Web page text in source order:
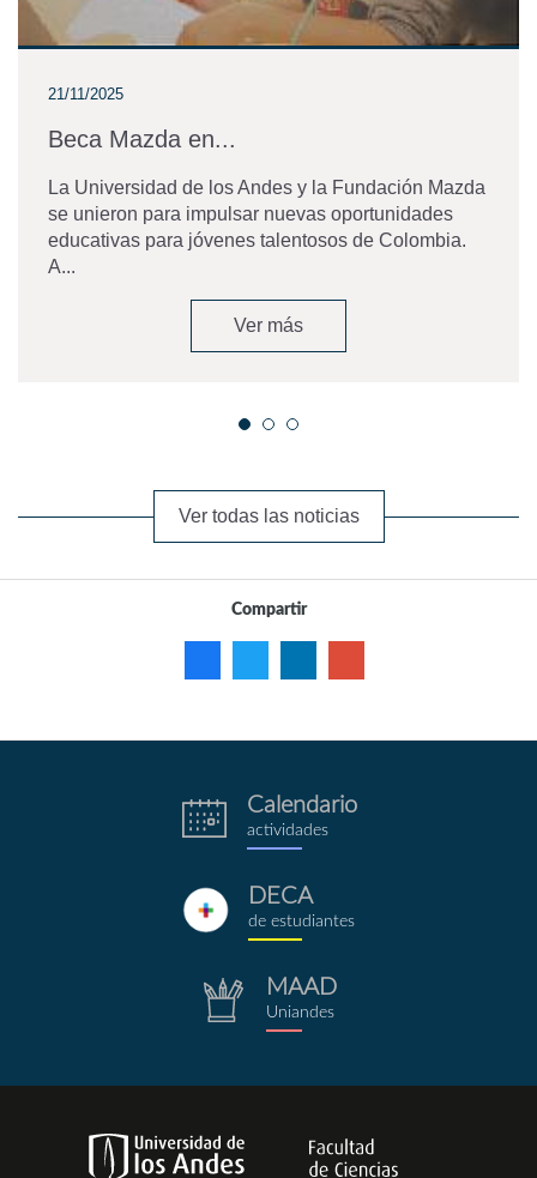
21/11/2025
Beca Mazda en...
La Universidad de los Andes y la Fundación Mazda
se unieron para impulsar nuevas oportunidades
educativas para jóvenes talentosos de Colombia.
A...
Ver más
Ver todas las noticias
Compartir
eventos.png
Calendario
actividades
deca.png
DECA
de estudiantes
repositorio.png
MAAD
Uniandes